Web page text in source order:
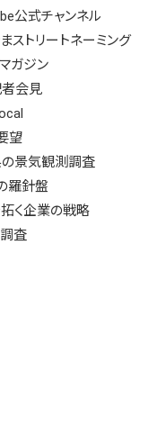
公式チャンネル
ストリートネーミング
ガジン
会見
望
景気観測調査
羅針盤
く企業の戦略
査